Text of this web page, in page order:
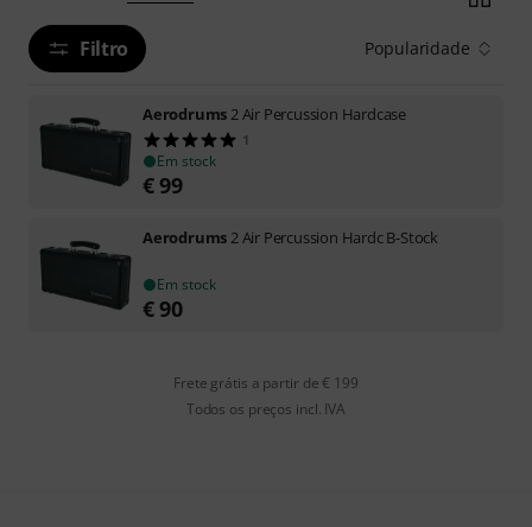
Filtro Popularidade
Aerodrums 2 Air Percussion Hardcase
1
Em stock
€99
Aerodrums 2 Air Percussion Hardc B-Stock
Em stock
€90
Frete grátis a partir de € 199
Todos os preços incl. IVA